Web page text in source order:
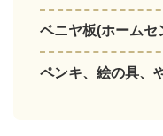
ベニヤ板(ホームセ
ペンキ、絵の具、